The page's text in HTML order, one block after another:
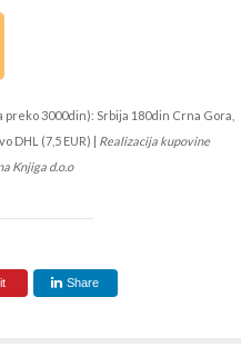
3000din): Srbija 180din Crna Gora,
DHL (7,5 EUR) | Realizacija kupovine
Knjiga d.o.o
Share